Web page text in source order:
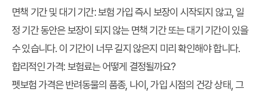
면책 기간 및 대기 기간: 보험 가입 즉시 보장이 시작되지 않고, 일
정 기간 동안은 보장이 되지 않는 면책 기간 또는 대기 기간이 있을
수 있습니다. 이 기간이 너무 길지 않은지 미리 확인해야 합니다.
합리적인 가격: 보험료는 어떻게 결정될까요?
펫보험 가격은 반려동물의 품종, 나이, 가입 시점의 건강 상태, 그